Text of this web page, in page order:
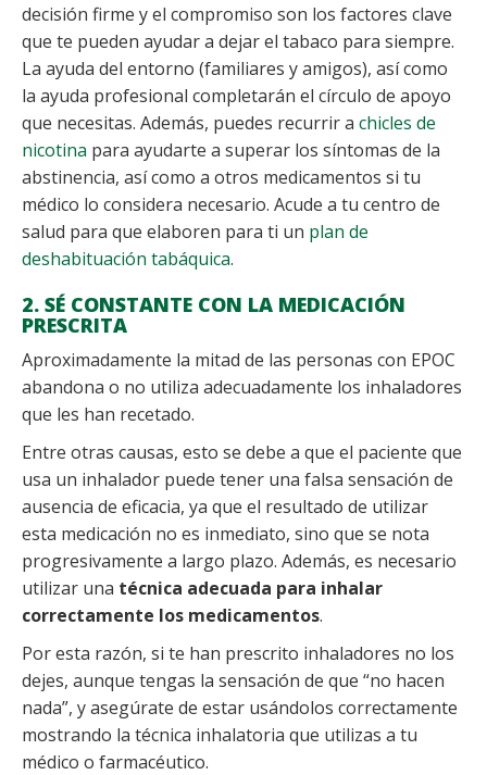
decisión firme y el compromiso son los factores clave
que te pueden ayudar a dejar el tabaco para siempre.
La ayuda del entorno (familiares y amigos), así como
la ayuda profesional completarán el círculo de apoyo
que necesitas. Además, puedes recurrir a chicles de
nicotina para ayudarte a superar los síntomas de la
abstinencia, así como a otros medicamentos si tu
médico lo considera necesario. Acude a tu centro de
salud para que elaboren para ti un plan de
deshabituación tabáquica.
2. SÉ CONSTANTE CON LA MEDICACIÓN
PRESCRITA
Aproximadamente la mitad de las personas con EPOC
abandona o no utiliza adecuadamente los inhaladores
que les han recetado.
Entre otras causas, esto se debe a que el paciente que
usa un inhalador puede tener una falsa sensación de
ausencia de eficacia, ya que el resultado de utilizar
esta medicación no es inmediato, sino que se nota
progresivamente a largo plazo. Además, es necesario
utilizar una técnica adecuada para inhalar
correctamente los medicamentos.
Por esta razón, si te han prescrito inhaladores no los
dejes, aunque tengas la sensación de que “no hacen
nada”, y asegúrate de estar usándolos correctamente
mostrando la técnica inhalatoria que utilizas a tu
médico o farmacéutico.